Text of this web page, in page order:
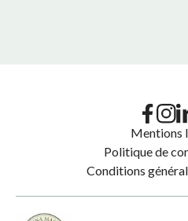
Mentions
Politique de
Conditions